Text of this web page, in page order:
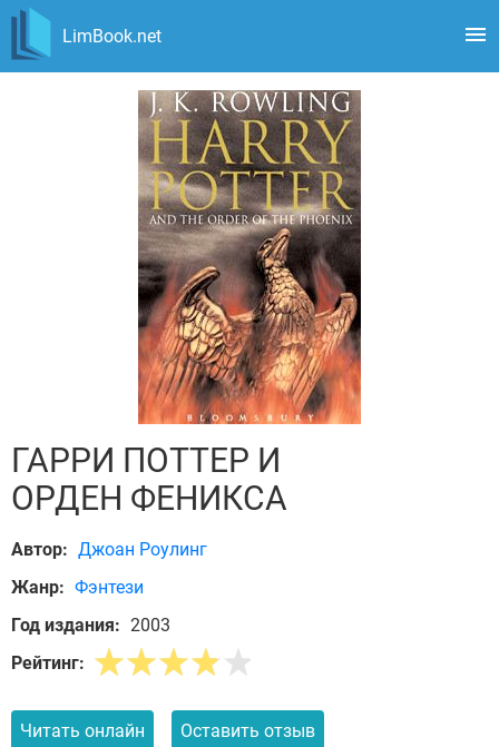
LimBook.net
ГАРРИ ПОТТЕР И
ОРДЕН ФЕНИКСА
Автор: Джоан Роулинг
Жанр: Фэнтези
Год издания: 2003
Рейтинг:
Читать онлайн Оставить отзыв